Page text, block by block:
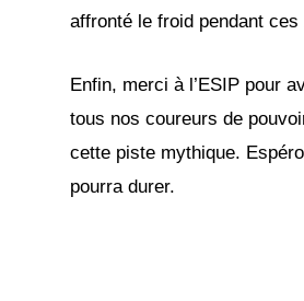
affronté le froid pendant ces
Enfin, merci à l’ESIP pour
tous nos coureurs de
cette piste mythique.
pourra durer.